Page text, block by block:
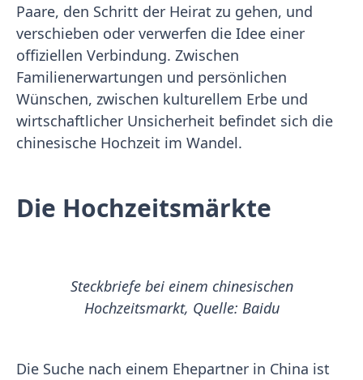
Paare, den Schritt der Heirat zu gehen, und
verschieben oder verwerfen die Idee einer
offiziellen Verbindung. Zwischen
Familienerwartungen und persönlichen
Wünschen, zwischen kulturellem Erbe und
wirtschaftlicher Unsicherheit befindet sich die
chinesische Hochzeit im Wandel.
Die Hochzeitsmärkte
Steckbriefe bei einem chinesischen
Hochzeitsmarkt, Quelle: Baidu
Die Suche nach einem Ehepartner in China ist